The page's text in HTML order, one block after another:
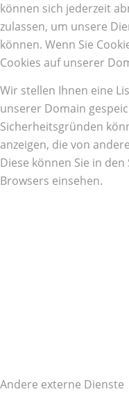
können sich jederzeit
zulassen, um unsere
können. Wenn Sie
Cookies auf unserer
Wir stellen Ihnen eine
unserer Domain
Sicherheitsgründen
anzeigen, die von
Diese können Sie in
Browsers einsehen.
Andere externe Dienste